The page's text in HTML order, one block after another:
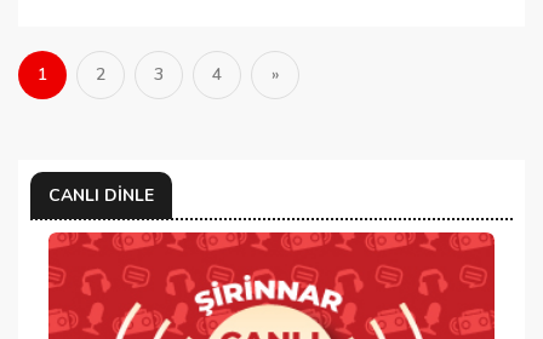
1 2 3 4 »
CANLI DINLE